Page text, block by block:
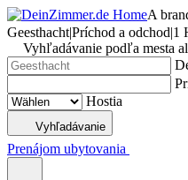
A
Geesthacht|Príchod a odchod|1
Vyhľadávanie podľa mesta
Hostia
Vyhľadávanie
Prenájom ubytovania